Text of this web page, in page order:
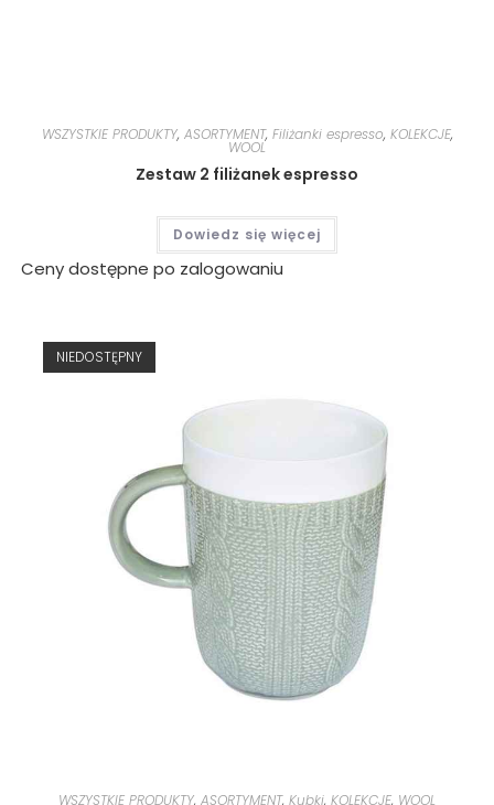
WSZYSTKIE PRODUKTY, ASORTYMENT, Filiżanki espresso, KOLEKCJE,
WOOL
Zestaw 2 filiżanek espresso
Dowiedz się więcej
Ceny dostępne po zalogowaniu
NIEDOSTĘPNY
WSZYSTKIE PRODUKTY, ASORTYMENT, Kubki, KOLEKCJE, WOOL